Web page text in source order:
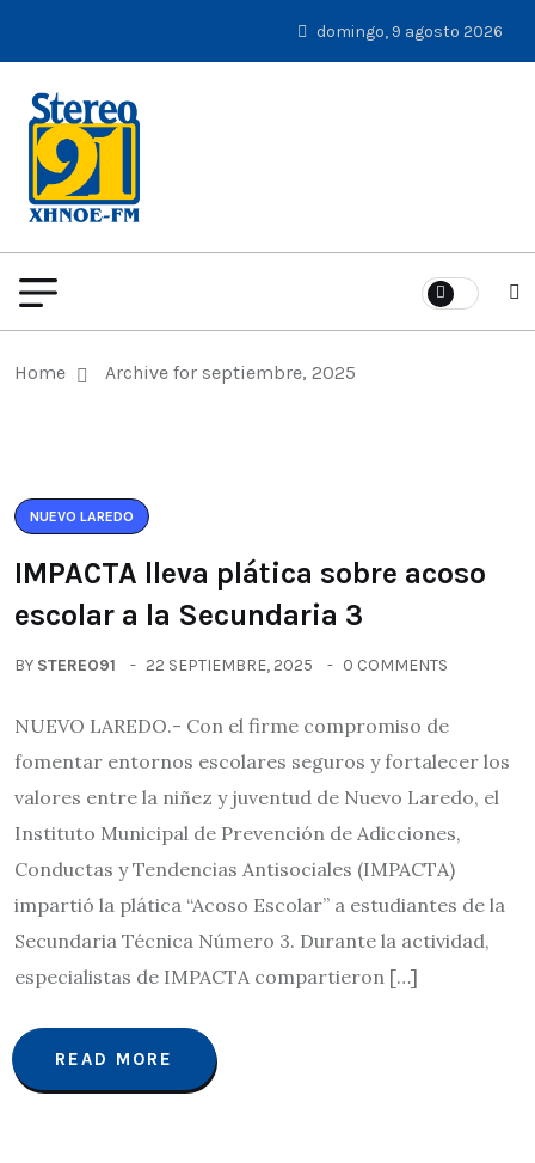
domingo, 9 agosto 2026
Home Archive for septiembre, 2025
NUEVO LAREDO
IMPACTA lleva plática sobre acoso
escolar a la Secundaria 3
BY STEREO91 22 SEPTIEMBRE, 2025 0 COMMENTS
NUEVO LAREDO.- Con el firme compromiso de
fomentar entornos escolares seguros y fortalecer los
valores entre la niñez y juventud de Nuevo Laredo, el
Instituto Municipal de Prevención de Adicciones,
Conductas y Tendencias Antisociales (IMPACTA)
impartió la plática “Acoso Escolar” a estudiantes de la
Secundaria Técnica Número 3. Durante la actividad,
especialistas de IMPACTA compartieron […]
READ MORE